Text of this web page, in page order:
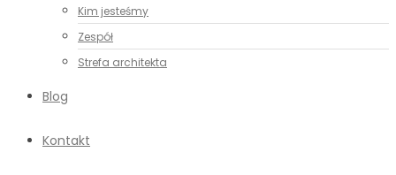
Kim jesteśmy
Zespół
Strefa architekta
Blog
Kontakt